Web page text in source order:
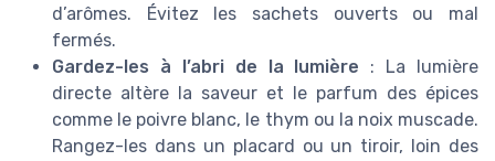
d’arômes. Évitez les sachets ouverts ou mal
fermés.
Gardez-les à l’abri de la lumière : La lumière
directe altère la saveur et le parfum des épices
comme le poivre blanc, le thym ou la noix muscade.
Rangez-les dans un placard ou un tiroir, loin des